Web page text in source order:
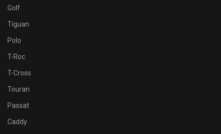
Golf
Tiguan
Polo
T-Roc
T-Cross
Touran
Passat
Caddy